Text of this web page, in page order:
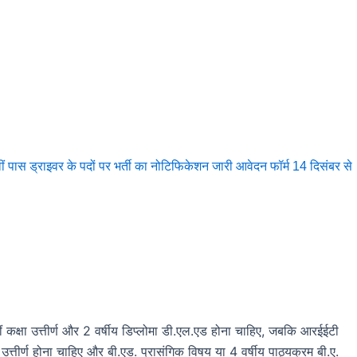
ड्राइवर के पदों पर भर्ती का नोटिफिकेशन जारी आवेदन फॉर्म 14 दिसंबर से
उत्तीर्ण और 2 वर्षीय डिप्लोमा डी.एल.एड होना चाहिए, जबकि आरईईटी
होना चाहिए और बी.एड. प्रासंगिक विषय या 4 वर्षीय पाठ्यक्रम बी.ए.